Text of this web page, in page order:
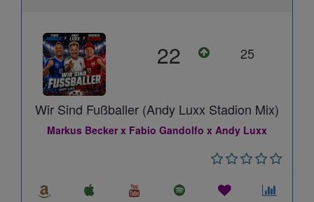
22 25
Wir Sind Fußballer (Andy Luxx Stadion Mix)
Markus Becker x Fabio Gandolfo x Andy Luxx